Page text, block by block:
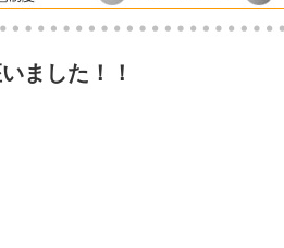
ました！！